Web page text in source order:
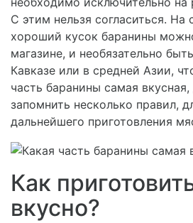
С этим нельзя согласиться. На
хороший кусок баранины
магазине, и необязательно
Кавказе или в средней Азии,
часть баранины самая
запомнить несколько правил,
дальнейшего приготовления
Как
вкусно?